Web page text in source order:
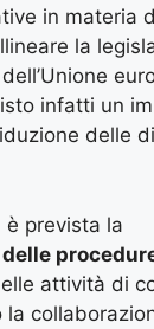
in materia
la
infatti un
delle
è prevista la
attività di